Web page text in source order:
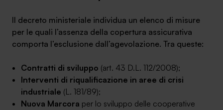
Il decreto ministeriale individua un elenco di misure
per le quali l’assenza della copertura assicurativa
comporta l’esclusione dall’agevolazione. Tra queste:
Contratti di sviluppo (art. 43 D.L. 112/2008);
Interventi di riqualificazione in aree di crisi
industriale (L. 181/89);
Nuova Marcora per lo sviluppo delle cooperative